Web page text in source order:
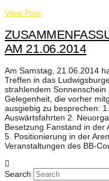
View Post
AM 21.06.2014
Am Samstag, 21.06.2014
Treffen in das
strahlendem
Gelegenheit, die vorher
ausgiebig zu besprechen:
Auswärtsfahrten 2.
Besetzung Fanstand in der
5. Positionierung in der
Veranstaltungen des BB-
Search